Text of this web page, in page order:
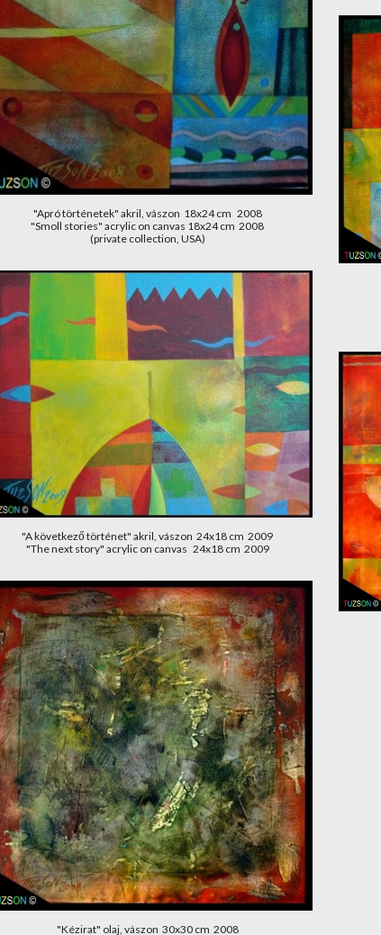
"Apró történetek" akril, vászon  18x24 cm   2008
"Smoll stories" acrylic on canvas 18x24 cm  2008
(private collection, USA)
"A következő történet" akril, vászon  24x18 cm  2009
"The next story" acrylic on canvas   24x18 cm  2009
"Kézirat" olaj, vászon  30x30 cm  2008